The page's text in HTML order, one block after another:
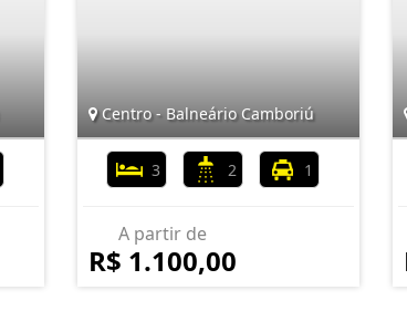
Centro - Balneário Camboriú
3 2 1
A partir de
R$ 1.100,00